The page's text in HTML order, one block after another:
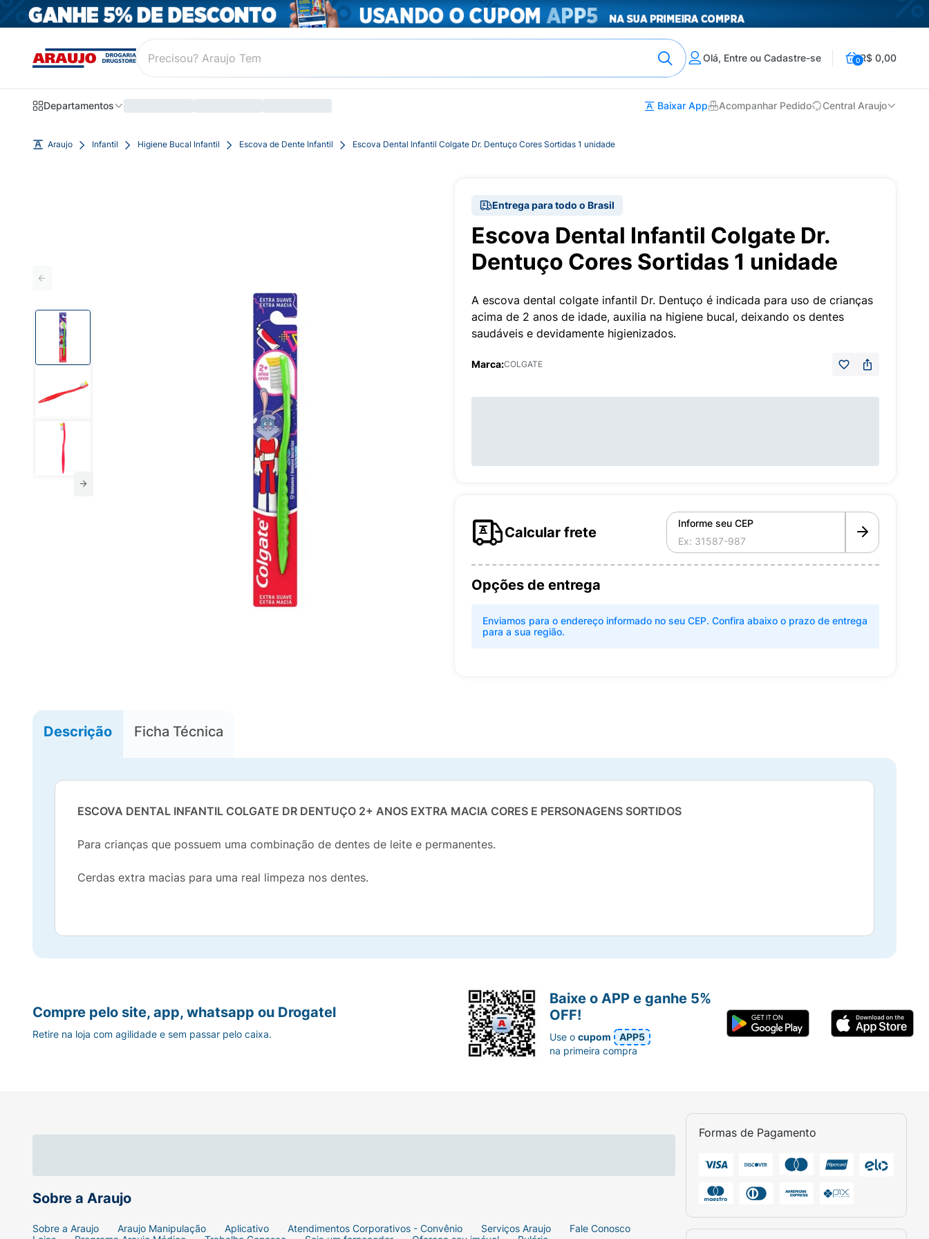
Olá, Entre ou Cadastre-se 0R$ 0,00
Departamentos Baixar App Acompanhar Pedido Central Araujo
Araujo Infantil Higiene Bucal Infantil Escova de Dente Infantil Escova Dental Infantil Colgate Dr. Dentuço Cores Sortidas 1 unidade
Entrega para todo o Brasil
Escova Dental Infantil Colgate Dr.
Dentuço Cores Sortidas 1 unidade
A escova dental colgate infantil Dr. Dentuço é indicada para uso de crianças
acima de 2 anos de idade, auxilia na higiene bucal, deixando os dentes
saudáveis e devidamente higienizados.
Marca:COLGATE
Calcular frete
Informe seu CEP
Opções de entrega
Enviamos para o endereço informado no seu CEP. Confira abaixo o prazo de entrega
para a sua região.
Descrição Ficha Técnica
ESCOVA DENTAL INFANTIL COLGATE DR DENTUÇO 2+ ANOS EXTRA MACIA CORES E PERSONAGENS SORTIDOS
Para crianças que possuem uma combinação de dentes de leite e permanentes.
Cerdas extra macias para uma real limpeza nos dentes.
Sobre a Araujo
Sobre a Araujo Araujo Manipulação Aplicativo Atendimentos Corporativos - Convênio Serviços Araujo
Fale Conosco
Formas de Pagamento
Compre pelo site, app, whatsapp ou Drogatel
Retire na loja com agilidade e sem passar pelo caixa.
Baixe o APP e ganhe 5%
OFF!
Use ocupom
APP5
na primeira compra